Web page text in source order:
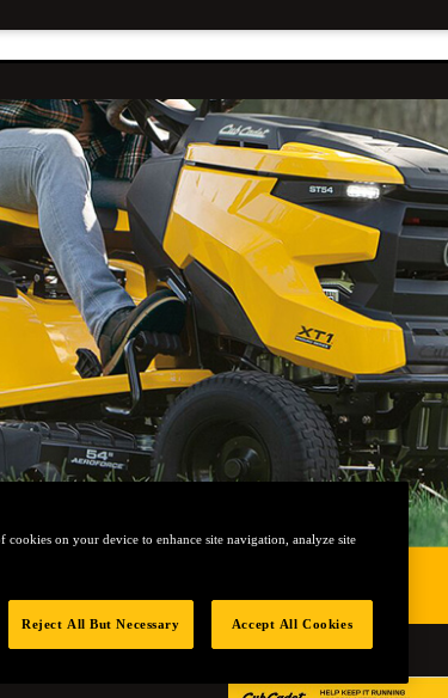
on your device to enhance site navigation, analyze site
Reject All But Necessary Accept All Cookies